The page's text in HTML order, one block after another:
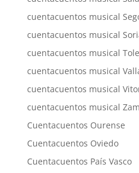
cuentacuentos musical
cuentacuentos musical
cuentacuentos musical
cuentacuentos musical
cuentacuentos musical
cuentacuentos musical
Cuentacuentos Ourense
Cuentacuentos Oviedo
Cuentacuentos País Vasco